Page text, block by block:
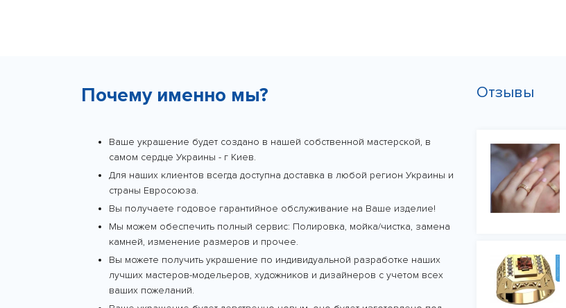
Почему именно мы?
Ваше украшение будет создано в нашей собственной мастерской, в
самом сердце Украины - г Киев.
Для наших клиентов всегда доступна доставка в любой регион Украины и
страны Евросоюза.
Вы получаете годовое гарантийное обслуживание на Ваше изделие!
Мы можем обеспечить полный сервис: Полировка, мойка/чистка, замена
камней, изменение размеров и прочее.
Вы можете получить украшение по индивидуальной разработке наших
лучших мастеров-модельеров, художников и дизайнеров с учетом всех
ваших пожеланий.
Отзывы